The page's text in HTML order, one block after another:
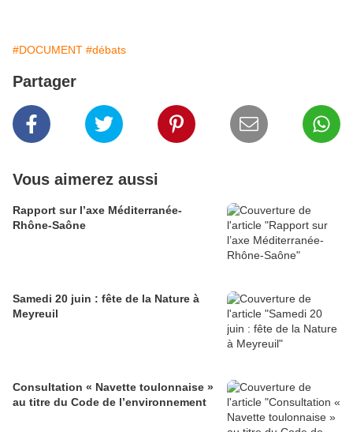
#DOCUMENT #débats
Partager
Vous aimerez aussi
Rapport sur l’axe Méditerranée-
Rhône-Saône
Samedi 20 juin : fête de la Nature à
Meyreuil
Consultation « Navette toulonnaise »
au titre du Code de l’environnement